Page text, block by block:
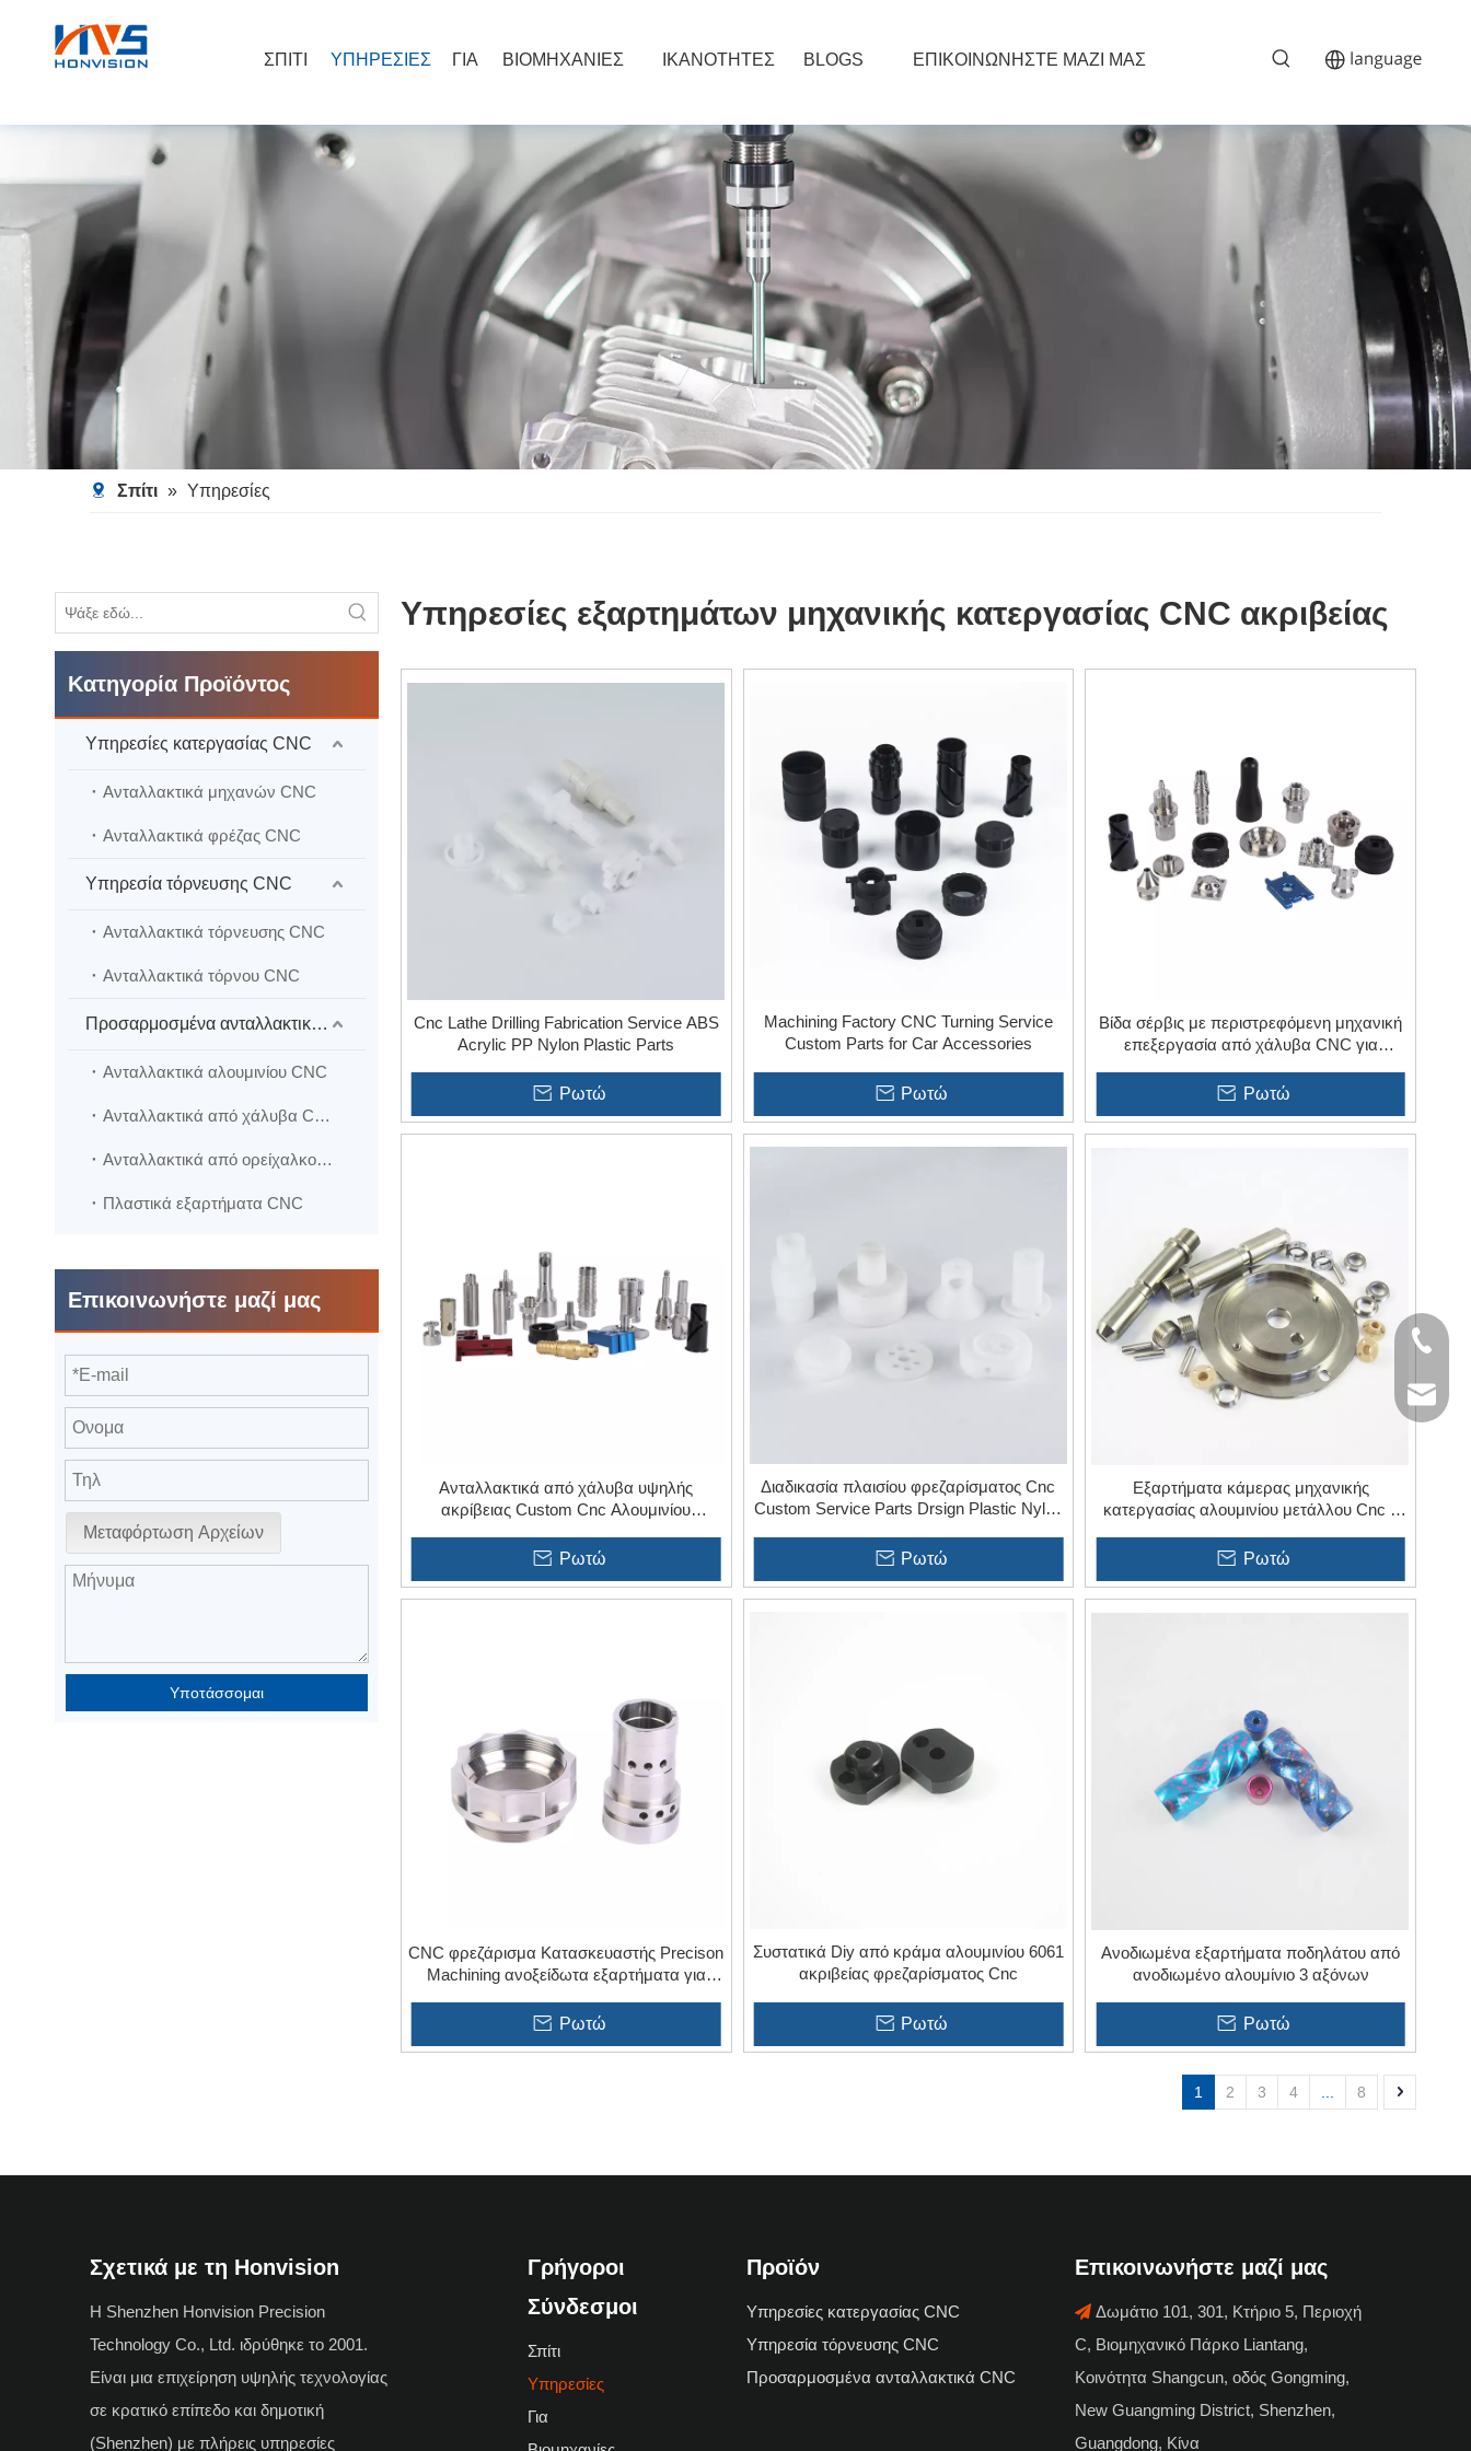
ΣΠΙΤΙ ΥΠΗΡΕΣΙΕΣ ΓΙΑ ΒΙΟΜΗΧΑΝΙΕΣ ΙΚΑΝΟΤΗΤΕΣ BLOGS ΕΠΙΚΟΙΝΩΝΗΣΤΕ ΜΑΖΙ ΜΑΣ
Σπίτι » Υπηρεσίες
Κατηγορία Προϊόντος
Υπηρεσίες κατεργασίας CNC
Ανταλλακτικά μηχανών CNC
Ανταλλακτικά φρέζας CNC
Υπηρεσία τόρνευσης CNC
Ανταλλακτικά τόρνευσης CNC
Ανταλλακτικά τόρνου CNC
Προσαρμοσμένα ανταλλακτικά CNC
Ανταλλακτικά αλουμινίου CNC
Ανταλλακτικά από χάλυβα CNC
Ανταλλακτικά από ορείχαλκο CNC
Πλαστικά εξαρτήματα CNC
Επικοινωνήστε μαζί μας
Μεταφόρτωση Αρχείων
Υποτάσσομαι
Υπηρεσίες εξαρτημάτων μηχανικής κατεργασίας CNC ακριβείας
Cnc Lathe Drilling Fabrication Service ABS
Acrylic PP Nylon Plastic Parts
Ρωτώ
Machining Factory CNC Turning Service
Custom Parts for Car Accessories
Ρωτώ
Βίδα σέρβις με περιστρεφόμενη μηχανική
επεξεργασία από χάλυβα CNC για
Ρωτώ
Ανταλλακτικά από χάλυβα υψηλής
ακρίβειας Custom Cnc Αλουμινίου
Ρωτώ
Διαδικασία πλαισίου φρεζαρίσματος Cnc
Custom Service Parts Drsign Plastic Nylon
Ρωτώ
Εξαρτήματα κάμερας μηχανικής
κατεργασίας αλουμινίου μετάλλου Cnc 5
Ρωτώ
CNC φρεζάρισμα Κατασκευαστής Precison
Machining ανοξείδωτα εξαρτήματα για
Ρωτώ
Συστατικά Diy από κράμα αλουμινίου 6061
ακριβείας φρεζαρίσματος Cnc
Ρωτώ
Ανοδιωμένα εξαρτήματα ποδηλάτου από
ανοδιωμένο αλουμίνιο 3 αξόνων
Ρωτώ
1 2 3 4 8
Σχετικά με τη Honvision
Η Shenzhen Honvision Precision
Technology Co., Ltd. ιδρύθηκε το 2001.
Είναι μια επιχείρηση υψηλής τεχνολογίας
σε κρατικό επίπεδο και δημοτική
(Shenzhen) με πλήρεις υπηρεσίες
Γρήγοροι
Σύνδεσμοι
Σπίτι
Υπηρεσίες
Για
Προϊόν
Υπηρεσίες κατεργασίας CNC
Υπηρεσία τόρνευσης CNC
Προσαρμοσμένα ανταλλακτικά CNC
Επικοινωνήστε μαζί μας
 Δωμάτιο 101, 301, Κτήριο 5, Περιοχή
C, Βιομηχανικό Πάρκο Liantang,
Κοινότητα Shangcun, οδός Gongming,
New Guangming District, Shenzhen,
Guangdong, Κίνα
+86-